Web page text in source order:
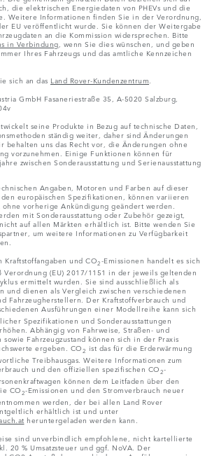
die elektrischen Energiedaten von PHEVs und die
Weitere Informationen finden Sie in der Verordnung,
EU veröffentlicht wurde. Sie können der Weitergabe
an die Kommission widersprechen. Bitte
in Verbindung , wenn Sie dies wünschen, und geben
Ihres Fahrzeugs und das amtliche Kennzeichen
sich an das Land Rover-Kundenzentrum
GmbH Fasaneriestraße 35, A-5020 Salzburg,
seine Produkte in Bezug auf technische Daten,
ständig weiter, daher sind Änderungen
behalten uns das Recht vor, die Änderungen ohne
vorzunehmen. Einige Funktionen können für
zwischen Sonderausstattung und Serienausstattung
Angaben, Motoren und Farben auf dieser
europäischen Spezifikationen, können variieren
vorherige Ankündigung geändert werden.
mit Sonderausstattung oder Zubehör gezeigt,
auf allen Märkten erhältlich ist. Bitte wenden Sie
um weitere Informationen zu Verfügbarkeit
Kraftstoffangaben und CO2-Emissionen handelt es sich
Verordnung (EU) 2017/1151 in der jeweils geltenden
ermittelt wurden. Sie sind ausschließlich als
und dienen als Vergleich zwischen verschiedenen
Fahrzeugherstellern. Der Kraftstoffverbrauch und
Ausführungen einer Modellreihe kann sich
Spezifikationen und Sonderausstattungen
Abhängig von Fahrweise, Straßen- und
sowie Fahrzeugzustand können sich in der Praxis
ergeben. CO2 ist das für die Erderwärmung
Treibhausgas. Weitere Informationen zum
und den offiziellen spezifischen CO2-
können dem Leitfaden über den
CO2-Emissionen und den Stromverbrauch neuer
werden, der bei allen Land Rover
erhältlich ist und unter
heruntergeladen werden kann.
sind unverbindlich empfohlene, nicht kartellierte
20 % Umsatzsteuer und ggf. NoVA. Der